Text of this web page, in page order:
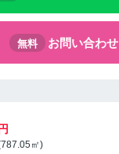
無料 お問い合わせ
㎡)